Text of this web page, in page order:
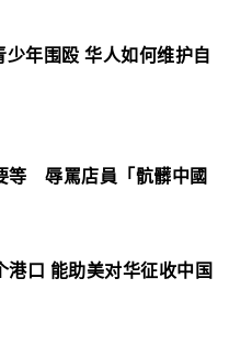
年围殴 华人如何维护自
等 辱罵店員「骯髒中國
港口 能助美对华征收中国